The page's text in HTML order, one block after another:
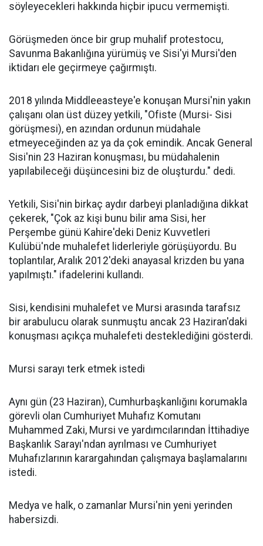
söyleyecekleri hakkında hiçbir ipucu vermemişti.
Görüşmeden önce bir grup muhalif protestocu,
Savunma Bakanlığına yürümüş ve Sisi'yi Mursi'den
iktidarı ele geçirmeye çağırmıştı.
2018 yılında Middleeasteye'e konuşan Mursi'nin yakın
çalışanı olan üst düzey yetkili, "Ofiste (Mursi- Sisi
görüşmesi), en azından ordunun müdahale
etmeyeceğinden az ya da çok emindik. Ancak General
Sisi'nin 23 Haziran konuşması, bu müdahalenin
yapılabileceği düşüncesini biz de oluşturdu." dedi.
Yetkili, Sisi'nin birkaç aydır darbeyi planladığına dikkat
çekerek, "Çok az kişi bunu bilir ama Sisi, her
Perşembe günü Kahire'deki Deniz Kuvvetleri
Kulübü'nde muhalefet liderleriyle görüşüyordu. Bu
toplantılar, Aralık 2012'deki anayasal krizden bu yana
yapılmıştı." ifadelerini kullandı.
Sisi, kendisini muhalefet ve Mursi arasında tarafsız
bir arabulucu olarak sunmuştu ancak 23 Haziran'daki
konuşması açıkça muhalefeti desteklediğini gösterdi.
Mursi sarayı terk etmek istedi
Aynı gün (23 Haziran), Cumhurbaşkanlığını korumakla
görevli olan Cumhuriyet Muhafız Komutanı
Muhammed Zaki, Mursi ve yardımcılarından İttihadiye
Başkanlık Sarayı'ndan ayrılması ve Cumhuriyet
Muhafızlarının karargahından çalışmaya başlamalarını
istedi.
Medya ve halk, o zamanlar Mursi'nin yeni yerinden
habersizdi.